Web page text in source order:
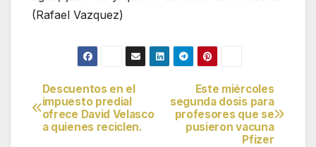
(Rafael Vazquez)
Navegación
de
Este miércoles
segunda dosis para
profesores que se
pusieron vacuna
Pfizer
Descuentos en el
impuesto predial
ofrece David Velasco
a quienes reciclen.